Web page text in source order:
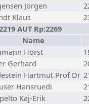
Jorgen
Klaus
AUT Rp:2269
Name
Horst
Gerhard
Hartmut Prof Dr
Hansruedi
Kaj-Erik